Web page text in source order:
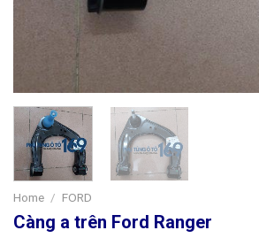
Home / FORD
Càng a trên Ford Ranger